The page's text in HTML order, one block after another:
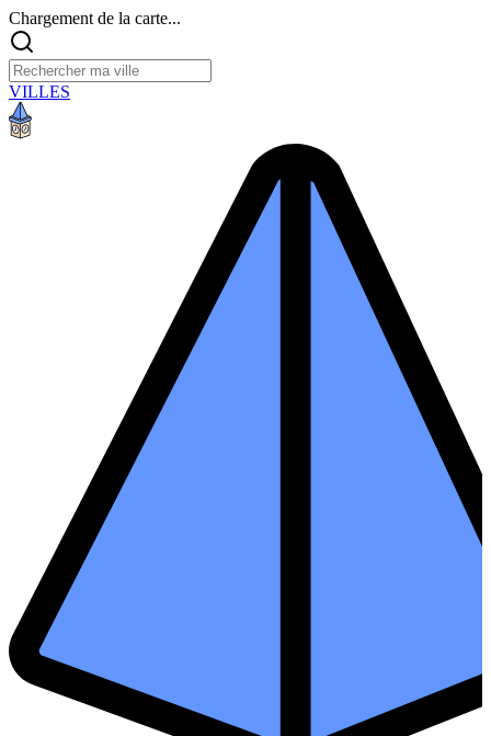
Chargement de la carte...
VILLES